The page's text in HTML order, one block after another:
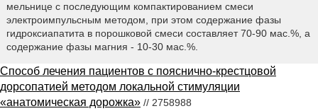
мельнице с последующим компактированием смеси
электроимпульсным методом, при этом содержание фазы
гидроксиапатита в порошковой смеси составляет 70-90 мас.%, а
содержание фазы магния - 10-30 мас.%.
Способ лечения пациентов с пояснично-крестцовой
дорсопатией методом локальной стимуляции
«анатомическая дорожка» // 2758988